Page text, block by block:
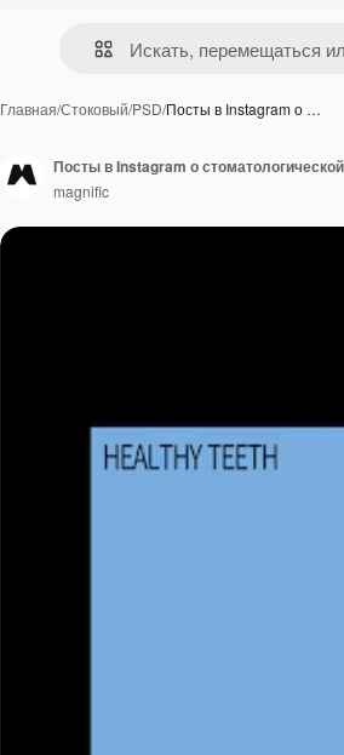
Главная/Стоковый/PSD/Посты в Instagram о …
Посты в Instagram о
magnific